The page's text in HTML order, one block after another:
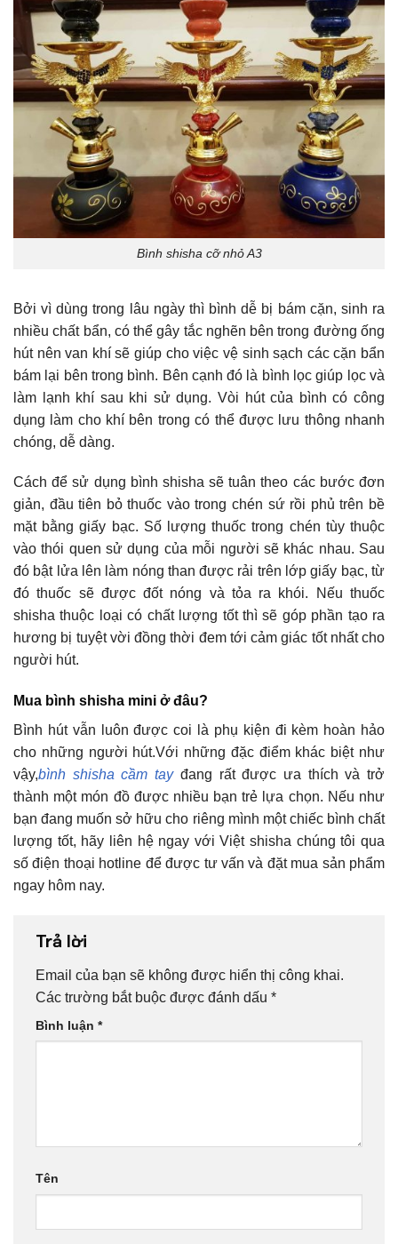
Bình shisha cỡ nhỏ A3
Bởi vì dùng trong lâu ngày thì bình dễ bị bám cặn, sinh ra
nhiều chất bẩn, có thể gây tắc nghẽn bên trong đường ống
hút nên van khí sẽ giúp cho việc vệ sinh sạch các cặn bẩn
bám lại bên trong bình. Bên cạnh đó là bình lọc giúp lọc và
làm lạnh khí sau khi sử dụng. Vòi hút của bình có công
dụng làm cho khí bên trong có thể được lưu thông nhanh
chóng, dễ dàng.
Cách để sử dụng bình shisha sẽ tuân theo các bước đơn
giản, đầu tiên bỏ thuốc vào trong chén sứ rồi phủ trên bề
mặt bằng giấy bạc. Số lượng thuốc trong chén tùy thuộc
vào thói quen sử dụng của mỗi người sẽ khác nhau. Sau
đó bật lửa lên làm nóng than được rải trên lớp giấy bạc, từ
đó thuốc sẽ được đốt nóng và tỏa ra khói. Nếu thuốc
shisha thuộc loại có chất lượng tốt thì sẽ góp phần tạo ra
hương bị tuyệt vời đồng thời đem tới cảm giác tốt nhất cho
người hút.
Mua bình shisha mini ở đâu?
Bình hút vẫn luôn được coi là phụ kiện đi kèm hoàn hảo
cho những người hút.Với những đặc điểm khác biệt như
vậy,bình shisha cầm tayđang rất được ưa thích và trở
thành một món đồ được nhiều bạn trẻ lựa chọn. Nếu như
bạn đang muốn sở hữu cho riêng mình một chiếc bình chất
lượng tốt, hãy liên hệ ngay với Việt shisha chúng tôi qua
số điện thoại hotline để được tư vấn và đặt mua sản phẩm
ngay hôm nay.
Trả lời
Email của bạn sẽ không được hiển thị công khai.
Các trường bắt buộc được đánh dấu *
Bình luận *
Tên